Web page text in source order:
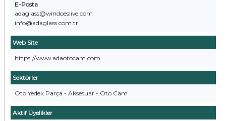
E-Posta
adaglass@windoeslive.com
info@adaglass.com.tr
Web Site
https://www.adaotocam.com
Sektörler
Oto Yedek Parça - Aksesuar - Oto Cam
Aktif Üyelikler